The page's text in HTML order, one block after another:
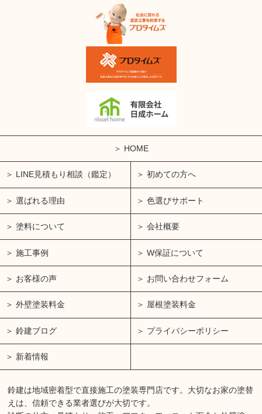
HOME
LINE見積もり相談（鑑定） 初めての方へ
選ばれる理由 色選びサポート
塗料について 会社概要
施工事例 W保証について
お客様の声 お問い合わせフォーム
外壁塗装料金 屋根塗装料金
鈴建ブログ プライバシーポリシー
新着情報
鈴建は地域密着型で直接施工の塗装専門店です。大切なお家の塗替
えは、信頼できる業者選びが大切です。